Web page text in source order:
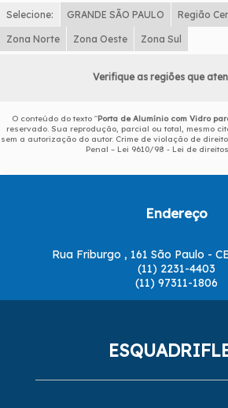
Selecione: GRANDE SÃO PAULO Região
Zona Norte Zona Oeste Zona Sul
Verifique as regiões que
O conteúdo do texto "Porta de Alumínio com Vidro
reservado. Sua reprodução, parcial ou total, mesmo
sem a autorização do autor. Crime de violação de
Penal – Lei 9610/98 - Lei de
Endereço
Rua Friburgo , 161 São Paulo -
(11) 2231-4403
(11) 97311-1806